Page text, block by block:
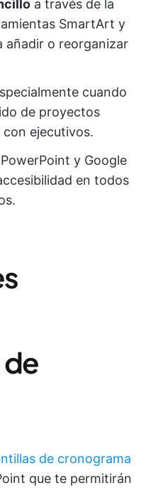
a través de la
SmartArt y
añadir o reorganizar
cuando
de proyectos
ejecutivos.
y Google
en todos
de cronograma
que te permitirán